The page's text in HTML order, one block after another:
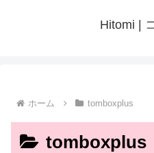
Hitomi |
ホーム tomboxplus
tomboxplus